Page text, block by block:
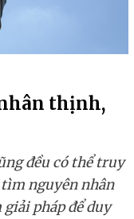
thịnh,
đều có thể truy
nguyên nhân
pháp để duy